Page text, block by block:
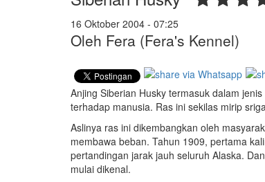
16 Oktober 2004 - 07:25
Oleh Fera (Fera's Kennel)
Anjing Siberian Husky termasuk dalam
terhadap manusia. Ras ini sekilas mirip
Aslinya ras ini dikembangkan oleh
membawa beban. Tahun 1909, pertama
pertandingan jarak jauh seluruh Alaska.
mulai dikenal.